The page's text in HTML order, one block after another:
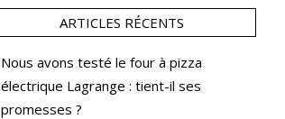
ARTICLES RÉCENTS
Nous avons testé le four à pizza
électrique Lagrange : tient-il ses
promesses ?